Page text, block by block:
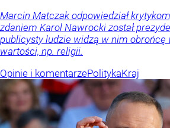
Marcin Matczak odpowiedział
zdaniem Karol Nawrocki został
publicysty ludzie widzą w nim obrońcę
wartości, np. religii.
Opinie i komentarzePolitykaKraj